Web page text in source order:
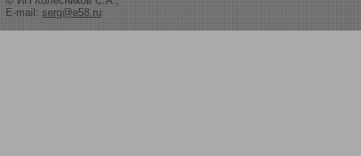
E-mail: serg@e58.ru